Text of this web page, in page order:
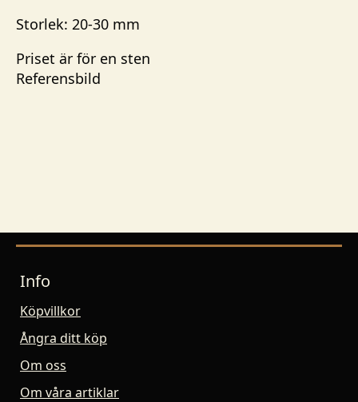
Storlek: 20-30 mm
Priset är för en sten
Referensbild
Info
Köpvillkor
Ångra ditt köp
Om oss
Om våra artiklar